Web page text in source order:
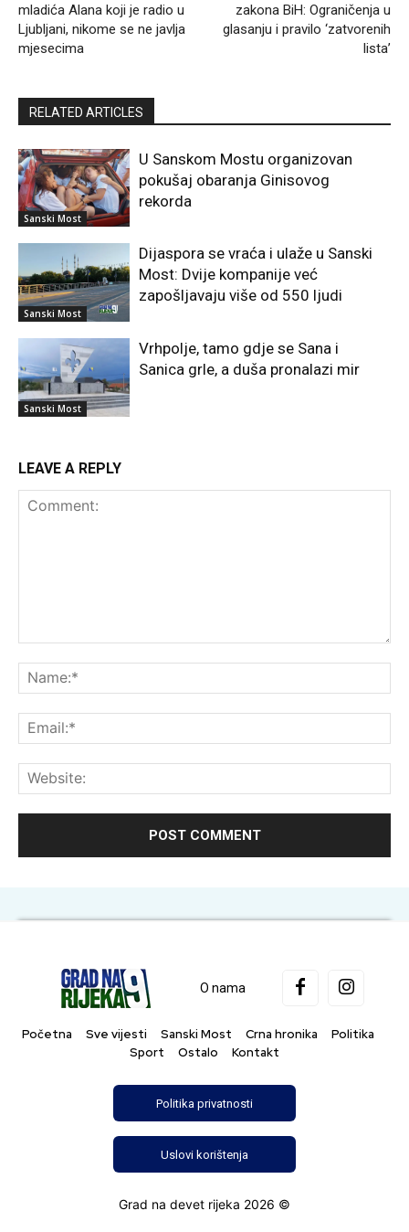
mladića Alana koji je radio u
Ljubljani, nikome se ne javlja
mjesecima
zakona BiH: Ograničenja u
glasanju i pravilo ‘zatvorenih
lista’
RELATED ARTICLES
Sanski Most
U Sanskom Mostu organizovan
pokušaj obaranja Ginisovog
rekorda
Sanski Most
Dijaspora se vraća i ulaže u Sanski
Most: Dvije kompanije već
zapošljavaju više od 550 ljudi
Sanski Most
Vrhpolje, tamo gdje se Sana i
Sanica grle, a duša pronalazi mir
LEAVE A REPLY
O nama
Početna Sve vijesti Sanski Most Crna hronika
Politika
Sport
Ostalo Kontakt
Politika privatnosti
Uslovi korištenja
Grad na devet rijeka 2026 ©